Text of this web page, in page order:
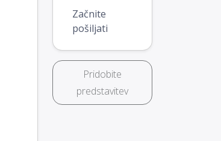
Začnite
pošiljati
Pridobite
predstavitev